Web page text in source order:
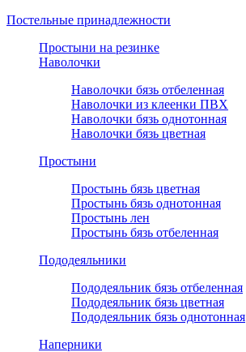
Постельные принадлежности
Простыни на резинке
Наволочки
Наволочки бязь отбеленная
Наволочки из клеенки ПВХ
Наволочки бязь однотонная
Наволочки бязь цветная
Простыни
Простынь бязь цветная
Простынь бязь однотонная
Простынь лен
Простынь бязь отбеленная
Пододеяльники
Пододеяльник бязь отбеленная
Пододеяльник бязь цветная
Пододеяльник бязь однотонная
Наперники